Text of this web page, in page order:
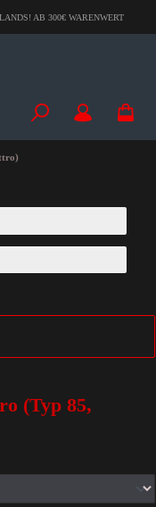
AB 300€ WARENWERT
(Typ 85,